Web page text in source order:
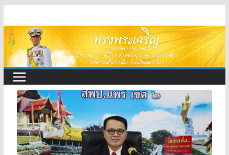
to
content